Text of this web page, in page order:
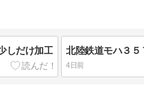
しだけ加工
4日前